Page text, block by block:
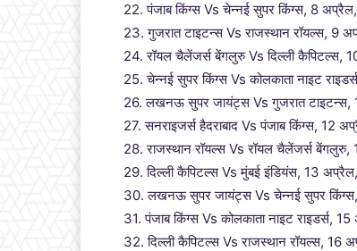
22. पंजाब किंग्स Vs चेन्नई सुपर किंग्स, 8
23. गुजरात टाइटन्स Vs राजस्थान रॉयल्स, 9
24. रॉयल चैलेंजर्स बेंगलुरु Vs दिल्ली
25. चेन्नई सुपर किंग्स Vs कोलकाता नाइट
26. लखनऊ सुपर जायंट्स Vs गुजरात
27. सनराइजर्स हैदराबाद Vs पंजाब किंग्स, 12
28. राजस्थान रॉयल्स Vs रॉयल चैलेंजर्स
29. दिल्ली कैपिटल्स Vs मुंबई इंडियंस, 13
30. लखनऊ सुपर जायंट्स Vs चेन्नई सुपर
31. पंजाब किंग्स Vs कोलकाता नाइट राइडर्स,
32. दिल्ली कैपिटल्स Vs राजस्थान रॉयल्स, 16